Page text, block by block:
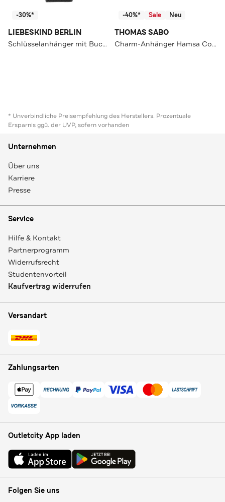
-30%*
LIEBESKIND BERLIN
Schlüsselanhänger mit Buchstabe E
-40%* Sale Neu
THOMAS SABO
Charm-Anhänger Hamsa Connect vergoldet 18k Vergoldung, Recyceltes 925 Silber
* Unverbindliche Preisempfehlung des Herstellers. Prozentuale
Ersparnis ggü. der UVP, sofern vorhanden
Unternehmen
Über uns
Karriere
Presse
Service
Hilfe & Kontakt
Partnerprogramm
Widerrufsrecht
Studentenvorteil
Kaufvertrag widerrufen
Versandart
Zahlungsarten
Outletcity App laden
Folgen Sie uns